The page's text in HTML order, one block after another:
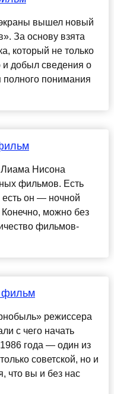
вышел новый
За основу взята
который не только
и добыл сведения о
полного понимания
Нисона
фильмов. Есть
есть он — ночной
можно без
фильмов-
фильм
режиссера
с чего начать
года — один из
советской, но и
что вы и без нас